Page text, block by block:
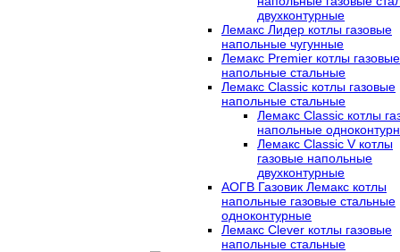
двухконтурные
Лемакс Лидер котлы газовые
напольные чугунные
Лемакс Premier котлы газовые
напольные стальные
Лемакс Classic котлы газовые
напольные стальные
Лемакс Classic котлы
напольные
Лемакс Classic V котлы
газовые напольные
двухконтурные
АОГВ Газовик Лемакс котлы
напольные газовые стальные
одноконтурные
Лемакс Clever котлы газовые
напольные стальные